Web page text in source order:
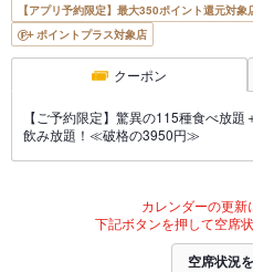
【アプリ予約限定】最大350ポイント還元対象
ポイントプラス対象店
クーポン
【ご予約限定】驚異の115種食べ放
飲み放題！≪破格の3950円≫
カレンダーの更新
下記ボタンを押して空席
空席状況